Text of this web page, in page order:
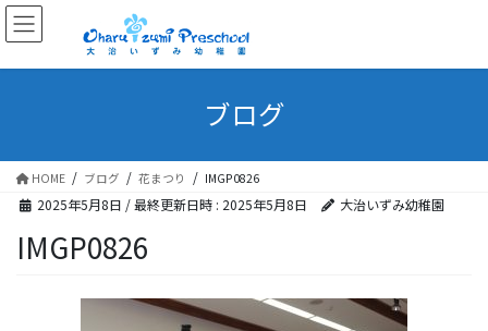
ブログ
HOME ブログ 花まつり IMGP0826
2025年5月8日 / 最終更新日時 : 2025年5月8日 大治いずみ幼稚園
IMGP0826